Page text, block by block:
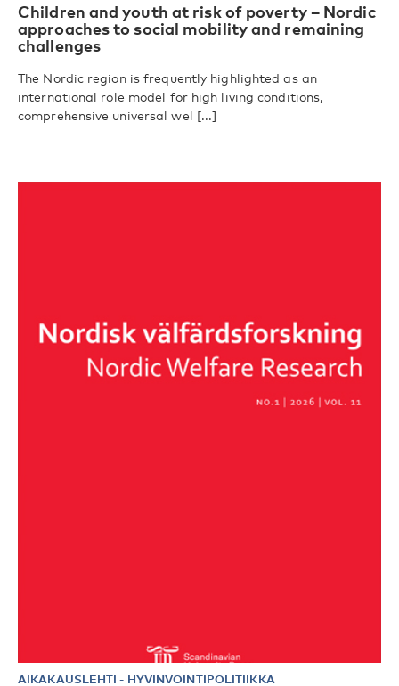
Children and youth at risk of poverty – Nordic
approaches to social mobility and remaining
challenges
The Nordic region is frequently highlighted as an
international role model for high living conditions,
comprehensive universal wel [...]
AIKAKAUSLEHTI- HYVINVOINTIPOLITIIKKA